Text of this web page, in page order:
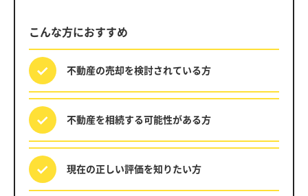
こんな方におすすめ
不動産の売却を検討されている方
不動産を相続する可能性がある方
現在の正しい評価を知りたい方